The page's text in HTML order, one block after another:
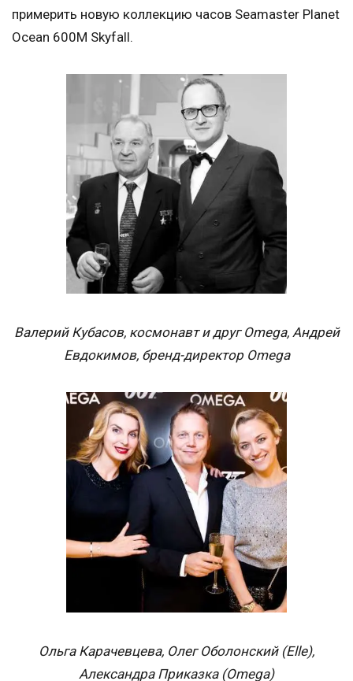
примерить новую коллекцию часов Seamaster Planet
Ocean 600M Skyfall.
Валерий Кубасов, космонавт и друг Omega, Андрей
Евдокимов, бренд-директор Omega
Ольга Карачевцева, Олег Оболонский (Elle),
Александра Приказка (Omega)